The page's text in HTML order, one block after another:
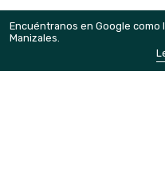
Encuéntranos en Google como
Manizales.